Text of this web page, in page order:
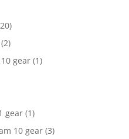
(2)
gear (1)
gear (1)
10 gear (3)